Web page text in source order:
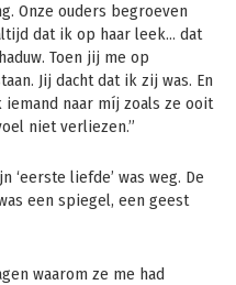
Onze ouders begroeven
dat ik op haar leek… dat
Toen jij me op
Jij dacht dat ik zij was. En
naar míj zoals ze ooit
niet verliezen.”
‘eerste liefde’ was weg. De
een spiegel, een geest
waarom ze me had